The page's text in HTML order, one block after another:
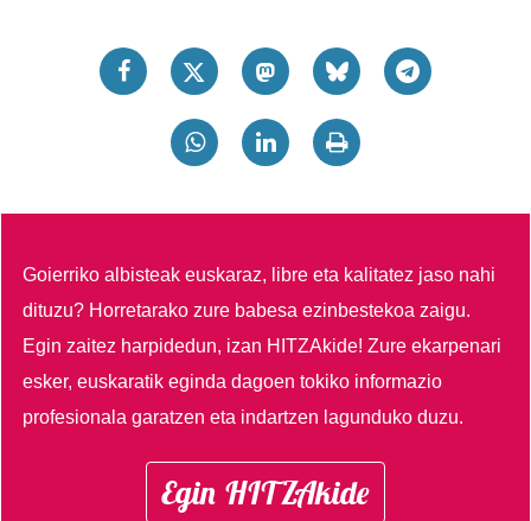
Goierriko albisteak euskaraz, libre eta kalitatez jaso nahi
dituzu? Horretarako zure babesa ezinbestekoa zaigu.
Egin zaitez harpidedun, izan HITZAkide!Zure ekarpenari
esker, euskaratik eginda dagoen tokiko informazio
profesionala garatzen eta indartzen lagunduko duzu.
Egin HITZAkide